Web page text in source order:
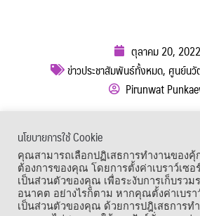
ตุลาคม 20, 2022
ข่าวประชาสัมพันธ์ทั้งหมด, ศูนย์นวั
Pirunwat
เมนูลัด
นโยบายการใช้ Cookie
คุณสามารถเลือกปฏิเสธการทำงานของ
ต้องการของคุณ โดยการตั้งค่าเบราว์เซ
เป็นส่วนตัวของคุณ เพื่อระงับการเก็บรว
อนาคต อย่างไรก็ตาม หากคุณตั้งค่าเบรา
เป็นส่วนตัวของคุณ ด้วยการปฎิเสธการท